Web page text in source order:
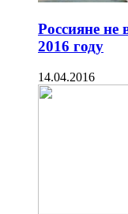
Россияне не
2016 году
14.04.2016